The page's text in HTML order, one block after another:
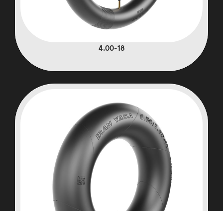
4.00-18